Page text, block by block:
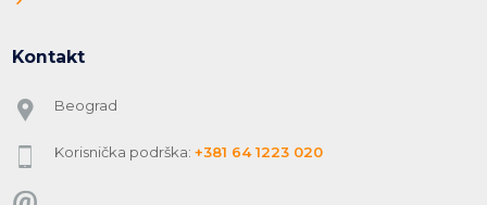
Kontakt
Beograd
Korisnička podrška:+381 64 1223 020